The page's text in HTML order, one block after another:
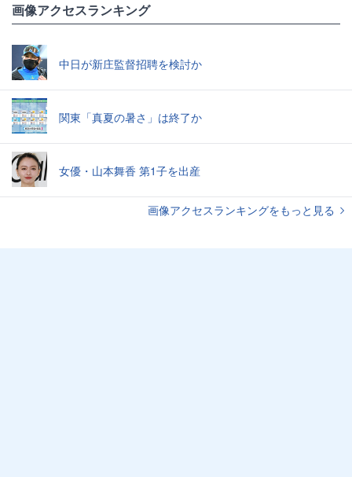
画像アクセスランキング
中日が新庄監督招聘を検討か
関東「真夏の暑さ」は終了か
女優・山本舞香 第1子を出産
画像アクセスランキングをもっと見る